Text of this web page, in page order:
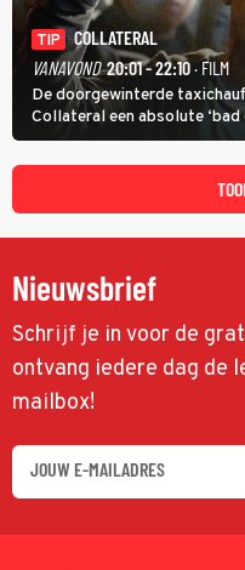
TIP
COLLATERAL
VANAVOND 20:01 - 22:10· FILM
De doorgewinterde
Collateral een absolute
Cruise) heeft hem nodig om
wel heel lugubere reden.
Nieuwsbrief
Schrijf je in voor de
ontvang iedere dag de
mailbox!